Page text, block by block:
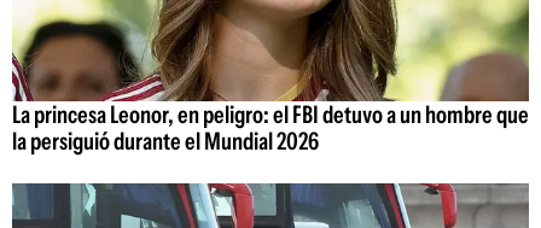
La princesa Leonor, en peligro: el FBI detuvo a un hombre que
la persiguió durante el Mundial 2026